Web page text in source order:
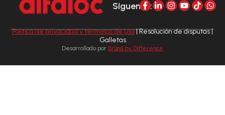
Síguenos:
Política de privacidad y términos de uso| Resolución de disputas |
Galletas
Desarrollado por Brand by Difference